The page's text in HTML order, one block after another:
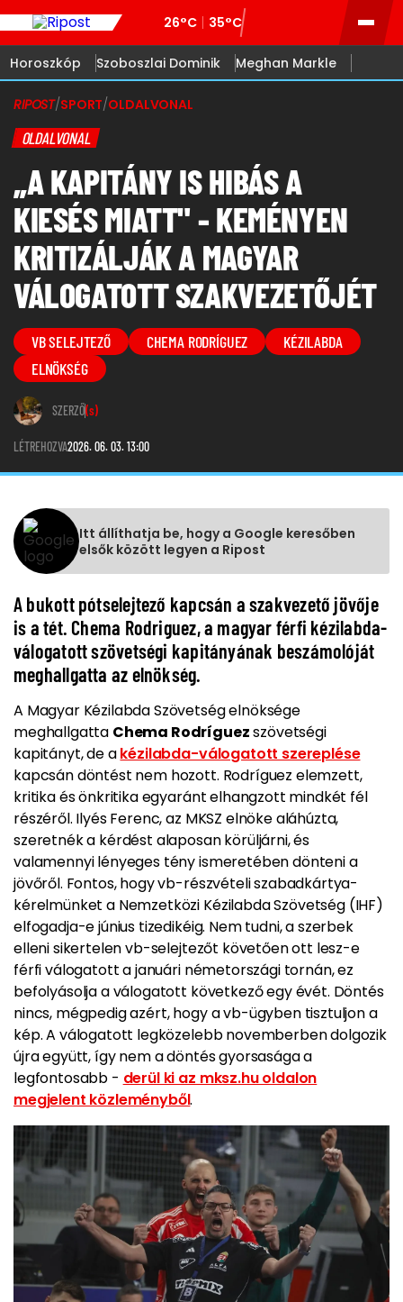
26°C 35°C
Horoszkóp Szoboszlai Dominik Meghan Markle
RIPOST/SPORT/OLDALVONAL
OLDALVONAL
„A KAPITÁNY IS HIBÁS A
KIESÉS MIATT" - KEMÉNYEN
KRITIZÁLJÁK A MAGYAR
VÁLOGATOTT SZAKVEZETŐJÉT
VB SELEJTEZŐ CHEMA RODRÍGUEZ
KÉZILABDA
ELNÖKSÉG
SZERZŐ(s)
LÉTREHOZVA2026. 06. 03. 13:00
Itt állíthatja be, hogy a Google keresőben
elsők között legyen a Ripost
A bukott pótselejtező kapcsán a szakvezető jövője
is a tét. Chema Rodriguez, a magyar férfi kézilabda-
válogatott szövetségi kapitányának beszámolóját
meghallgatta az elnökség.
A Magyar Kézilabda Szövetség elnöksége
meghallgatta Chema Rodríguezszövetségi
kapitányt, de akézilabda-válogatott szereplése
kapcsán döntést nem hozott. Rodríguez elemzett,
kritika és önkritika egyaránt elhangzott mindkét fél
részéről. Ilyés Ferenc, az MKSZ elnöke aláhúzta,
szeretnék a kérdést alaposan körüljárni, és
valamennyi lényeges tény ismeretében dönteni a
jövőről. Fontos, hogy vb-részvételi szabadkártya-
kérelmünket a Nemzetközi Kézilabda Szövetség (IHF)
elfogadja-e június tizedikéig. Nem tudni, a szerbek
elleni sikertelen vb-selejtezőt követően ott lesz-e
férfi válogatott a januári németországi tornán, ez
befolyásolja a válogatott következő egy évét. Döntés
nincs, mégpedig azért, hogy a vb-ügyben tisztuljon a
kép. A válogatott legközelebb novemberben dolgozik
újra együtt, így nem a döntés gyorsasága a
legfontosabb - derül ki az mksz.hu oldalon
megjelent közleményből.